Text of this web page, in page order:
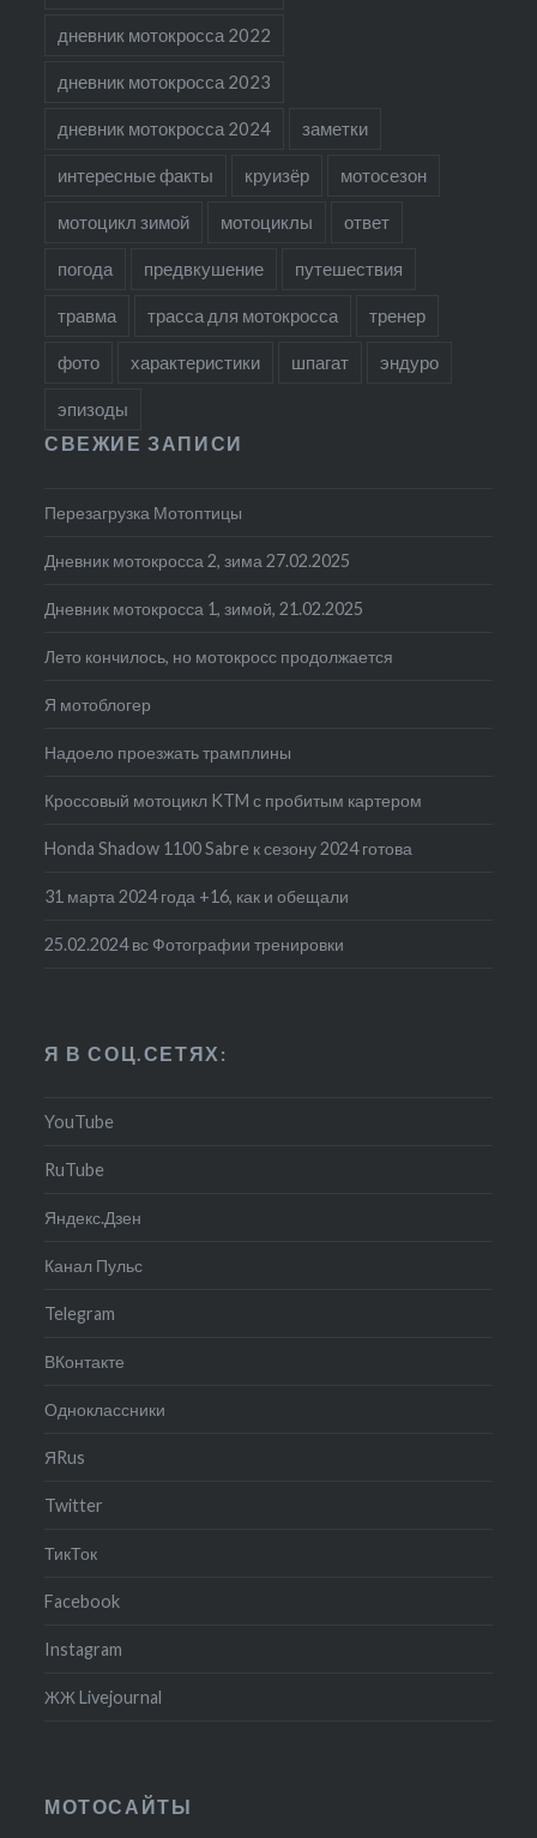
дневник мотокросса 2022
дневник мотокросса 2023
дневник мотокросса 2024 заметки
интересные факты круизёр мотосезон
мотоцикл зимой мотоциклы ответ
погода предвкушение путешествия
травма трасса для мотокросса тренер
фото характеристики шпагат эндуро
эпизоды
СВЕЖИЕ ЗАПИСИ
Перезагрузка Мотоптицы
Дневник мотокросса 2, зима 27.02.2025
Дневник мотокросса 1, зимой, 21.02.2025
Лето кончилось, но мотокросс продолжается
Я мотоблогер
Надоело проезжать трамплины
Кроссовый мотоцикл KTM с пробитым картером
Honda Shadow 1100 Sabre к сезону 2024 готова
31 марта 2024 года +16, как и обещали
25.02.2024 вс Фотографии тренировки
Я В СОЦ.СЕТЯХ:
YouTube
RuTube
Яндекс.Дзен
Канал Пульс
Telegram
ВКонтакте
Одноклассники
ЯRus
Twitter
ТикТок
Facebook
Instagram
ЖЖ Livejournal
МОТОСАЙТЫ